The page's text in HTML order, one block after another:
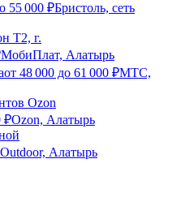
55 000 ₽Бристоль, сеть
Т2, г.
МобиПлат, Алатырь
от 48 000 до 61 000 ₽МТС,
Ozon
₽Ozon, Алатырь
Алатырь